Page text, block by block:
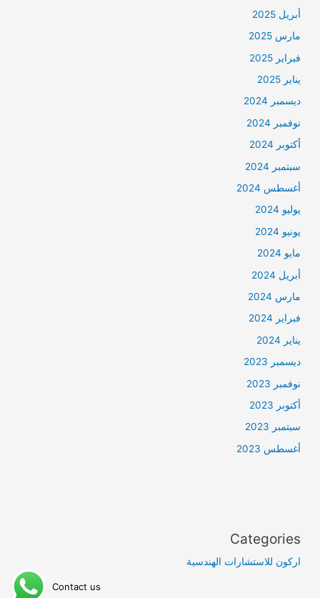
أبريل 2025
مارس 2025
فبراير 2025
يناير 2025
ديسمبر 2024
نوفمبر 2024
أكتوبر 2024
سبتمبر 2024
أغسطس 2024
يوليو 2024
يونيو 2024
مايو 2024
أبريل 2024
مارس 2024
فبراير 2024
يناير 2024
ديسمبر 2023
نوفمبر 2023
أكتوبر 2023
سبتمبر 2023
أغسطس 2023
Categories
اركون للاستشارات الهندسية
Contact us